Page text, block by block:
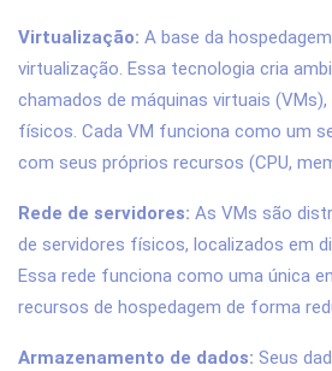
Virtualização: A base da
virtualização. Essa tecnologia cria
chamados de máquinas virtuais
físicos. Cada VM funciona como um
com seus próprios recursos (CPU,
Rede de servidores: As VMs são
de servidores físicos, localizados em
Essa rede funciona como uma única
recursos de hospedagem de forma
Armazenamento de dados: Seus